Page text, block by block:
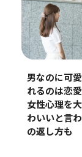
男なのに可
れるのは恋
女性心理を
わいいと言
の返し方も